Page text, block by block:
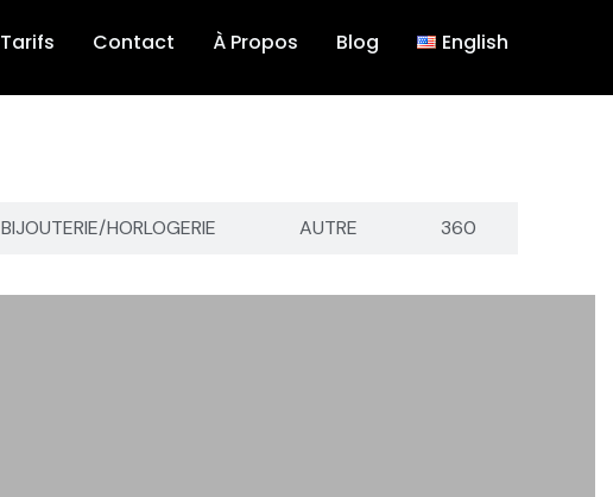
Tarifs Contact À Propos Blog English
BIJOUTERIE/HORLOGERIE AUTRE 360